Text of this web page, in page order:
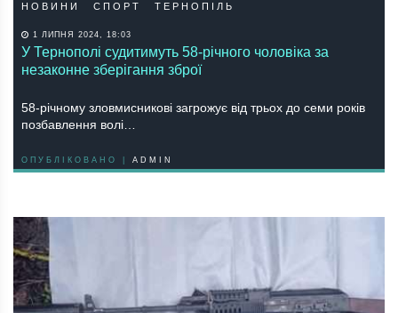
НОВИНИ СПОРТ ТЕРНОПІЛЬ
1 ЛИПНЯ 2024, 18:03
У Тернополі судитимуть 58-річного чоловіка за
незаконне зберігання зброї
58-річному зловмисникові загрожує від трьох до семи років
позбавлення волі…
ОПУБЛІКОВАНО | ADMIN